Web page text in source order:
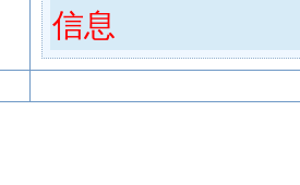
信息